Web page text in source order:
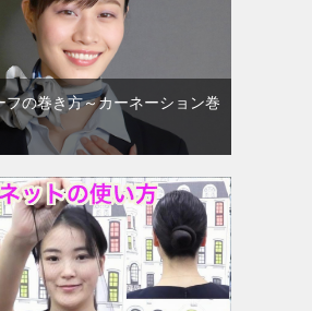
フの巻き方～カーネーション巻